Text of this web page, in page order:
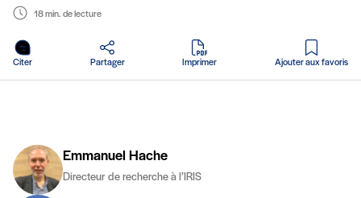
18 min. de lecture
Citer Partager Imprimer
en PDF
Ajouter aux favoris
Emmanuel Hache
Directeur de recherche à l’IRIS